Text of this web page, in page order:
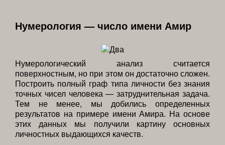
Нумерология — число имени Амир
Нумерологический анализ считается
поверхностным, но при этом он достаточно сложен.
Построить полный граф типа личности без знания
точных чисел человека — затруднительная задача.
Тем не менее, мы добились определенных
результатов на примере имени Амира. На основе
этих данных мы получили картину основных
личностных выдающихся качеств.